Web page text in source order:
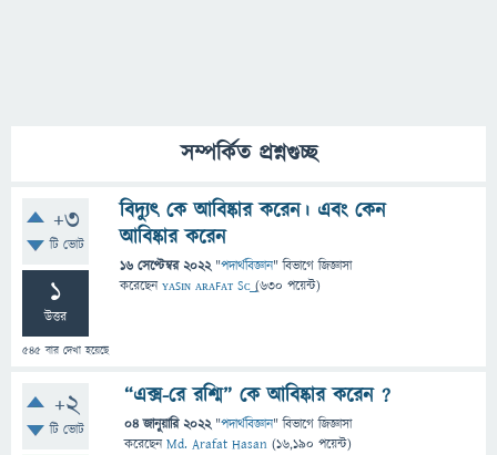
সম্পর্কিত প্রশ্নগুচ্ছ
+3
টি ভোট
1
উত্তর
545 বার দেখা হয়েছে
বিদ্যুৎ কে আবিষ্কার করেন। এবং কেন
আবিষ্কার করেন
16 সেপ্টেম্বর 2022 "পদার্থবিজ্ঞান" বিভাগে জিজ্ঞাসা
করেছেনʏᴀꜱɪɴ ᴀʀᴀꜰᴀᴛ Sᴄ͢͢͢ (630 পয়েন্ট)
+2
টি ভোট
“এক্স-রে রশ্মি” কে আবিষ্কার করেন ?
04 জানুয়ারি 2022 "পদার্থবিজ্ঞান" বিভাগে জিজ্ঞাসা
করেছেনMd. Arafat Hasan (16,190 পয়েন্ট)